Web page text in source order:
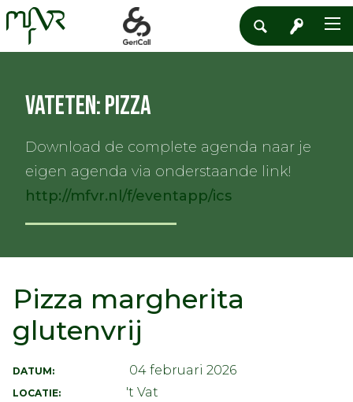
Vateten: Pizza
Download de complete agenda naar je
eigen agenda via onderstaande link!
http://mfvr.nl/f/eventapp/ics
Pizza margherita
glutenvrij
DATUM: 04 februari 2026
LOCATIE: 't Vat